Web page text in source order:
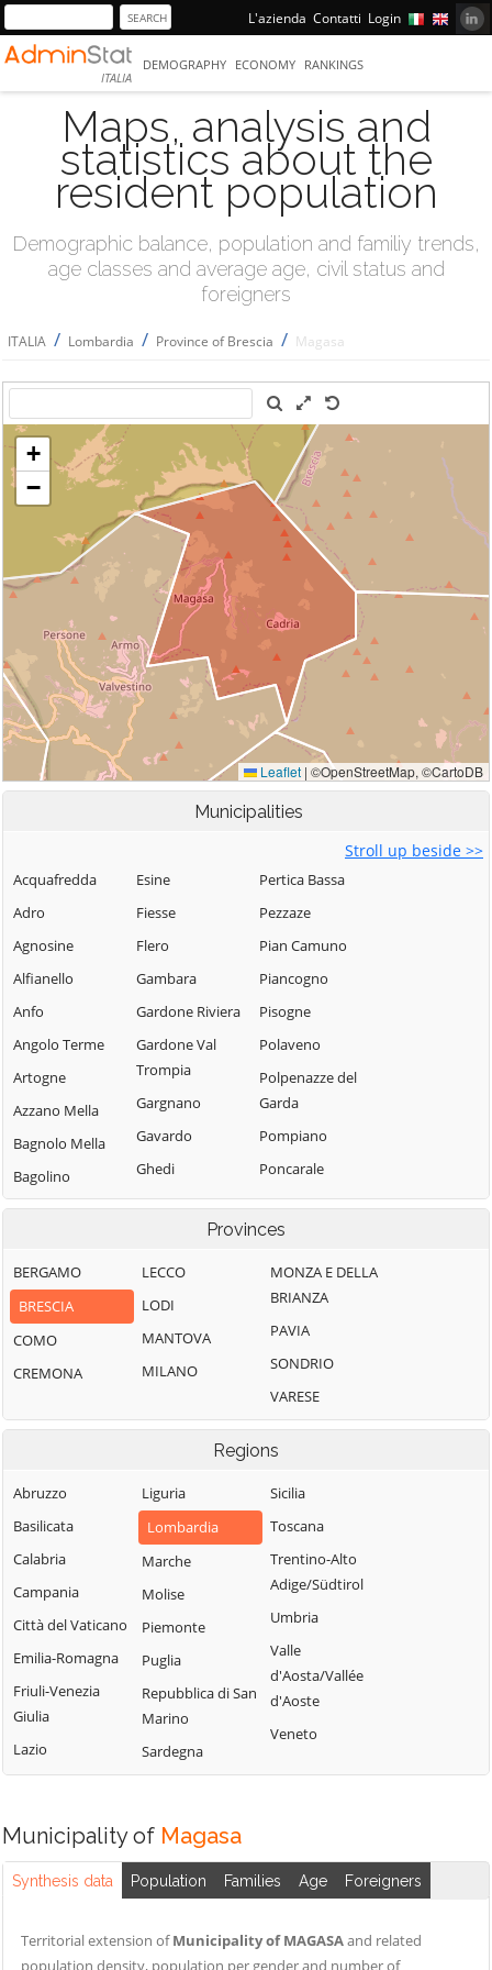
L'azienda Contatti Login
ITALIA
DEMOGRAPHY ECONOMY RANKINGS
Maps, analysis and
statistics about the
resident population
Demographic balance, population and familiy trends,
age classes and average age, civil status and
foreigners
ITALIA / Lombardia / Province of Brescia / Magasa
Municipalities
Stroll up beside >>
Acquafredda
Adro
Agnosine
Alfianello
Anfo
Angolo Terme
Artogne
Azzano Mella
Bagnolo Mella
Bagolino
Barbariga
Bassano
Bresciano
Bedizzole
Berlingo
Berzo Inferiore
Bione
Borgo San
Giacomo
Borgosatollo
Borno
Botticino
Bovegno
Bovezzo
Brandico
Brione
Calcinato
Esine
Fiesse
Flero
Gambara
Gardone Riviera
Gardone Val
Trompia
Gargnano
Gavardo
Ghedi
Gianico
Gottolengo
Gussago
Idro
Incudine
Irma
Isorella
Leno
Limone sul Garda
Lodrino
Lograto
Lonato del Garda
Longhena
Losine
Lozio
Lumezzane
Magasa
Mairano
Malegno
Manerba del
Pertica Bassa
Pezzaze
Pian Camuno
Piancogno
Pisogne
Polaveno
Polpenazze del
Garda
Pompiano
Poncarale
Ponte di Legno
Pontevico
Pontoglio
Pozzolengo
Pralboino
Preseglie
Prevalle
Provaglio d'Iseo
Sabbia
Puegnago del
Garda
Quinzano d'Oglio
Remedello
Rezzato
Roccafranca
Roncadelle
Sabbio Chiese
Salò
Provinces
BERGAMO
BRESCIA
COMO
CREMONA
LECCO
LODI
MANTOVA
MILANO
MONZA E DELLA
BRIANZA
PAVIA
SONDRIO
VARESE
Regions
Abruzzo
Basilicata
Calabria
Campania
Città del Vaticano
Emilia-Romagna
Friuli-Venezia
Giulia
Lazio
Liguria
Lombardia
Marche
Molise
Piemonte
Puglia
Repubblica di San
Marino
Sardegna
Sicilia
Toscana
Trentino-Alto
Adige/Südtirol
Umbria
Valle
d'Aosta/Vallée
d'Aoste
Veneto
Municipality of Magasa
Synthesis data Population Families Age Foreigners
Territorial extension ofMunicipality of MAGASAand related
population density, population per gender and number of